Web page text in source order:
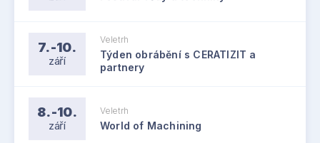
7.-10.
září
Veletrh
Týden obrábění s CERATIZIT a
partnery
8.-10.
září
Veletrh
World of Machining